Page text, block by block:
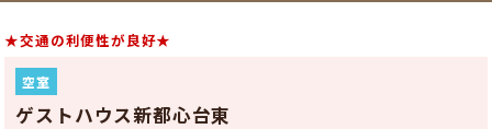
★交通の利便性が良好★
空室
ゲストハウス新都心台東